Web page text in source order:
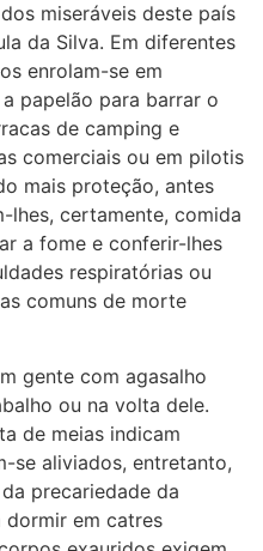
miseráveis deste país
da Silva. Em diferentes
enrolam-se em
papelão para barrar o
de camping e
comerciais ou em pilotis
mais proteção, antes
lhes, certamente, comida
a fome e conferir-lhes
respiratórias ou
comuns de morte
gente com agasalho
ou na volta dele.
de meias indicam
se aliviados, entretanto,
precariedade da
dormir em catres